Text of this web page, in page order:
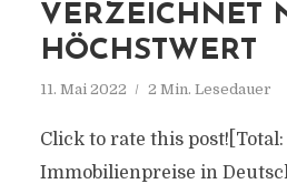
VERZEICHNET
HÖCHSTWERT
11. Mai 2022 2 Min. Lesedauer
Click to rate this
Immobilienpreise in